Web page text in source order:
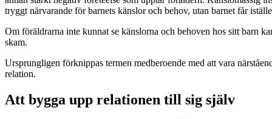
tryggt närvarande för barnets känslor och behov, utan barnet får
Om föräldrarna inte kunnat se känslorna och behoven hos sitt barn
skam.
Ursprungligen förknippas termen medberoende med att vara
relation.
Att bygga upp relationen till sig själv